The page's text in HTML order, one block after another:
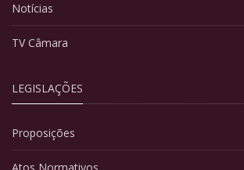
Notícias
TV Câmara
LEGISLAÇÕES
Proposições